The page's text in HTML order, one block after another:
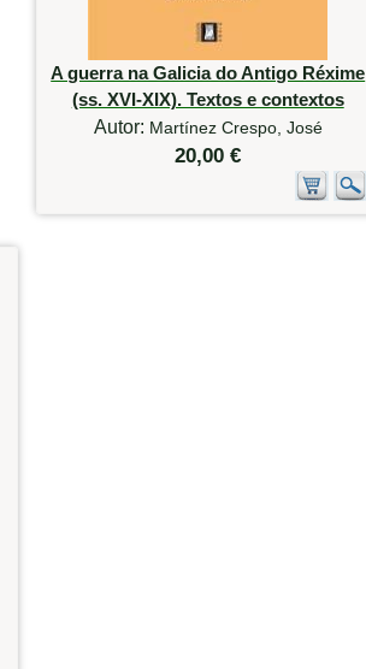
A guerra na Galicia do Antigo Réxime
(ss. XVI-XIX). Textos e contextos
Autor: Martínez Crespo, José
20,00 €